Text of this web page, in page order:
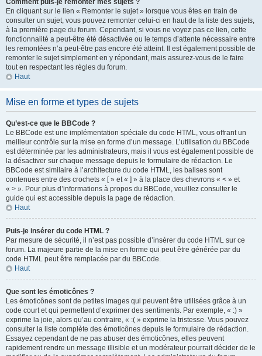
Comment puis-je remonter mes sujets ?
En cliquant sur le lien « Remonter le sujet » lorsque vous êtes en train de
consulter un sujet, vous pouvez remonter celui-ci en haut de la liste des sujets,
à la première page du forum. Cependant, si vous ne voyez pas ce lien, cette
fonctionnalité a peut-être été désactivée ou le temps d’attente nécessaire entre
les remontées n’a peut-être pas encore été atteint. Il est également possible de
remonter le sujet simplement en y répondant, mais assurez-vous de le faire
tout en respectant les règles du forum.
Haut
Mise en forme et types de sujets
Qu’est-ce que le BBCode ?
Le BBCode est une implémentation spéciale du code HTML, vous offrant un
meilleur contrôle sur la mise en forme d’un message. L’utilisation du BBCode
est déterminée par les administrateurs, mais il vous est également possible de
la désactiver sur chaque message depuis le formulaire de rédaction. Le
BBCode est similaire à l’architecture du code HTML, les balises sont
contenues entre des crochets « [ » et « ] » à la place des chevrons « < » et
« > ». Pour plus d’informations à propos du BBCode, veuillez consulter le
guide qui est accessible depuis la page de rédaction.
Haut
Puis-je insérer du code HTML ?
Par mesure de sécurité, il n’est pas possible d’insérer du code HTML sur ce
forum. La majeure partie de la mise en forme qui peut être générée par du
code HTML peut être remplacée par du BBCode.
Haut
Que sont les émoticônes ?
Les émoticônes sont de petites images qui peuvent être utilisées grâce à un
code court et qui permettent d’exprimer des sentiments. Par exemple, « :) »
exprime la joie, alors qu’au contraire, « :( » exprime la tristesse. Vous pouvez
consulter la liste complète des émoticônes depuis le formulaire de rédaction.
Essayez cependant de ne pas abuser des émoticônes, elles peuvent
rapidement rendre un message illisible et un modérateur pourrait décider de le